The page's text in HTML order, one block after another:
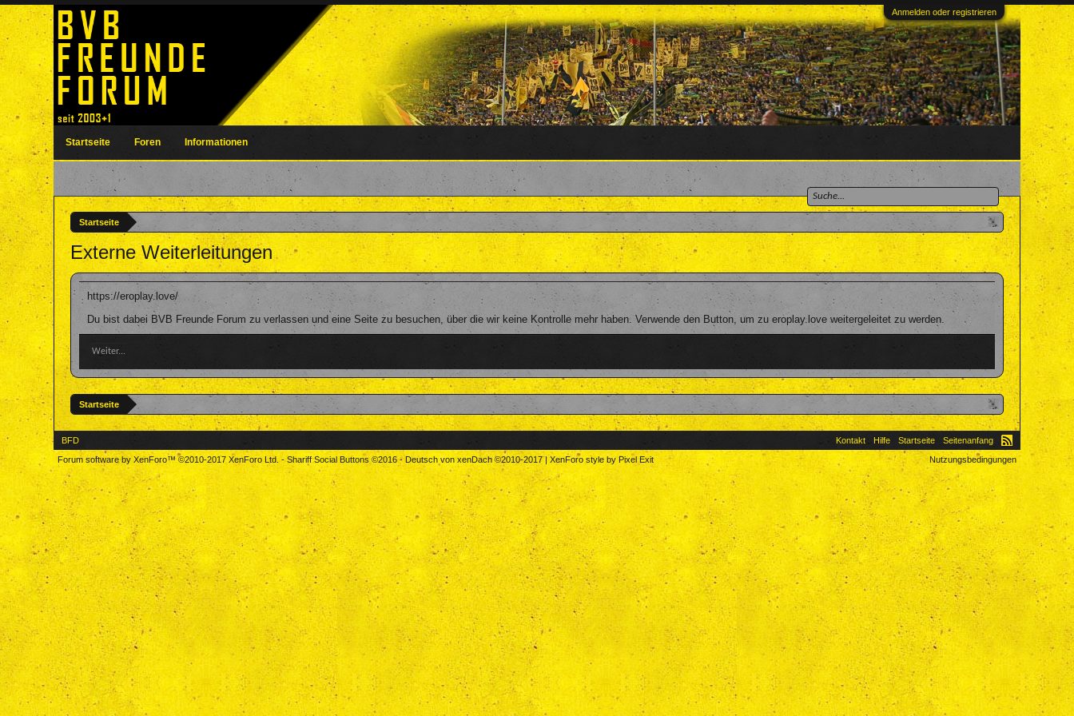
Anmelden oder registrieren
Startseite
Externe Weiterleitungen
https://eroplay.love/
Du bist dabei BVB Freunde Forum zu verlassen und eine Seite zu besuchen, über die wir keine Kontrolle mehr haben. Verwende den Button, um zu eroplay.love weitergeleitet zu werden.
Weiter...
Startseite
Startseite Foren Informationen
BFD Kontakt Hilfe Startseite
Seitenanfang
Nutzungsbedingungen
Forum software by XenForo™©2010-2017 XenForo Ltd. -Shariff Social Buttons©2016-Deutsch von xenDach©2010-2017 | XenForo style by Pixel Exit